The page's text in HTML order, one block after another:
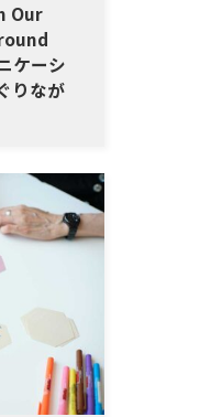
Our
ケーシ
りなが